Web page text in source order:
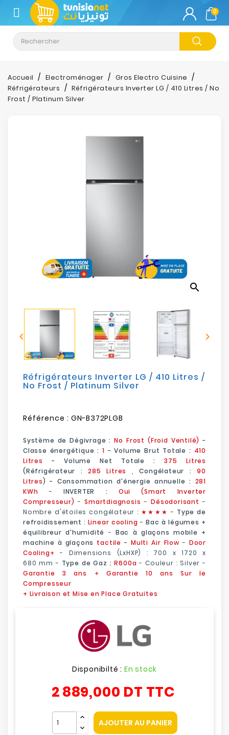
CATÉGORIE
Climatisation
Informatique
Téléphonie
Bureautique
Sécurité
Mobilités
Loisirs
0
Accueil Electroménager
Gros Electro Cuisine
Réfrigérateurs
Réfrigérateurs Inverter LG / 410 Litres / No
Frost / Platinum Silver
search
 
Réfrigérateurs Inverter LG / 410 Litres /
No Frost / Platinum Silver
Référence : GN-B372PLGB
Système de Dégivrage : No Frost (Froid Ventilé) -
Classe énergétique : 1 -Volume Brut Totale : 410
Litres- Volume Net Totale :375 Litres
(Réfrigérateur :285 Litres , Congélateur :
90
Litres) - Consommation d'énergie annuelle : 281
KWh- INVERTER : Oui (Smart Inverter
Compresseur)-Smartdiagnosis-Désodorisant -
Nombre d'étoiles congélateur : ★ ★ ★★ - Type de
refroidissement : Linear cooling-Bac à légumes +
équilibreur d'humidité - Bac à glaçons mobile +
machine à glaçons tactile- Multi Air Flow- Door
Cooling+
- Dimensions (LxHXP) : 700 x1720x
680 mm - Type de Gaz : R600a - Couleur : Silver -
Garantie 3 ans + Garantie 10 ans Sur le
Compresseur
+ Livraison et Mise en Place Gratuites
Disponibilté : En stock
2 889,000 DT TTC
AJOUTER AU PANIER